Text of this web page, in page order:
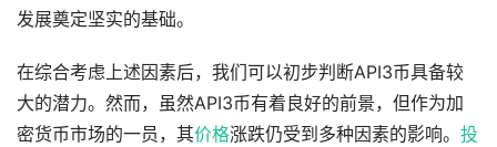
发展奠定坚实的基础。
在综合考虑上述因素后，我们可以初步判断API3币具备较
大的潜力。然而，虽然API3币有着良好的前景，但作为加
密货币市场的一员，其价格涨跌仍受到多种因素的影响。 投